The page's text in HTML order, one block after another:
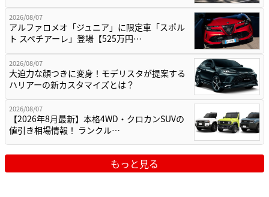
2026/08/07
アルファロメオ「ジュニア」に限定車「スポル
ト スペチアーレ」登場【525万円…
2026/08/07
大迫力な顔つきに変身！モデリスタが提案する
ハリアーの新カスタマイズとは？
2026/08/07
【2026年8月最新】本格4WD・クロカンSUVの
値引き相場情報！ ランクル…
もっと見る